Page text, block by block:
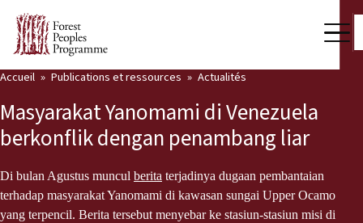
Notre travail
Voix des communautés
Dernières actualités
Accueil Publications et ressources Actualités
Masyarakat Yanomami di Venezuela
berkonflik dengan penambang liar
Di bulan Agustus muncul berita terjadinya dugaan pembantaian
terhadap masyarakat Yanomami di kawasan sungai Upper Ocamo
yang terpencil. Berita tersebut menyebar ke stasiun-stasiun misi di